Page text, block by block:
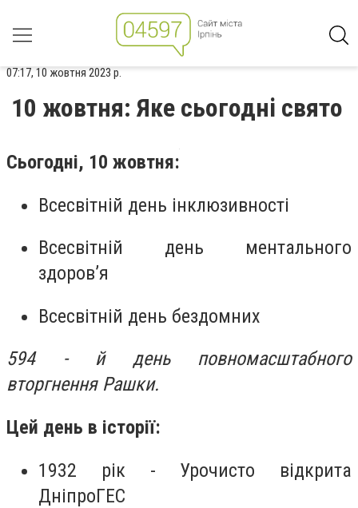
07:17, 10 жовтня 2023 р.
10 жовтня: Яке сьогодні свято
Сьогодні, 10 жовтня:
Всесвітній день інклюзивності
Всесвітній день ментального
здоров’я
Всесвітній день бездомних
594 - й день повномасштабного
вторгнення Рашки.
Цей день в історії:
1932 рік - Урочисто відкрита
ДніпроГЕС